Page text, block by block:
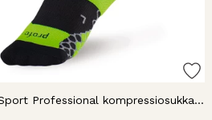
Belsana Sport Professional kompressiosukka nilkka